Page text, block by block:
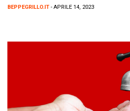
BEPPEGRILLO.IT - APRILE 14, 2023